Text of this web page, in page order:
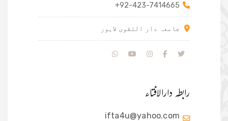
+92-423-7414665
جامعہ دار التقوی لاہور
رابطہ دارالافتاء
ifta4u@yahoo.com